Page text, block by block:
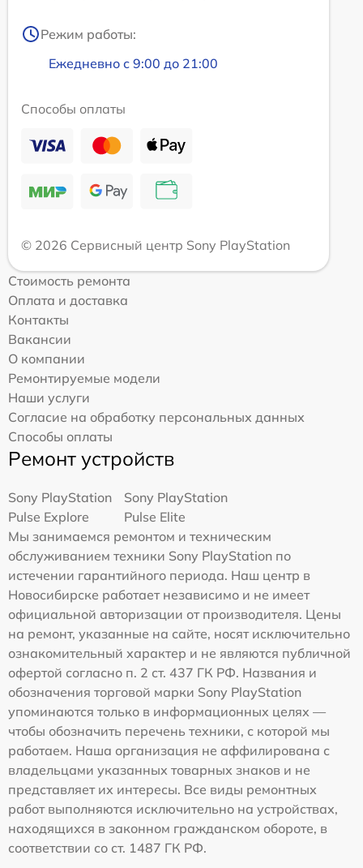
Режим работы:
Ежедневно с 9:00 до 21:00
Способы оплаты
© 2026 Сервисный центр Sony PlayStation
Стоимость ремонта
Оплата и доставка
Контакты
Вакансии
О компании
Ремонтируемые модели
Наши услуги
Согласие на обработку персональных данных
Способы оплаты
Ремонт устройств
Sony PlayStation
Pulse Explore
Sony PlayStation
Pulse Elite
Мы занимаемся ремонтом и техническим
обслуживанием техники Sony PlayStation по
истечении гарантийного периода. Наш центр в
Новосибирске работает независимо и не имеет
официальной авторизации от производителя. Цены
на ремонт, указанные на сайте, носят исключительно
ознакомительный характер и не являются публичной
офертой согласно п. 2 ст. 437 ГК РФ. Названия и
обозначения торговой марки Sony PlayStation
упоминаются только в информационных целях —
чтобы обозначить перечень техники, с которой мы
работаем. Наша организация не аффилирована с
владельцами указанных товарных знаков и не
представляет их интересы. Все виды ремонтных
работ выполняются исключительно на устройствах,
находящихся в законном гражданском обороте, в
соответствии со ст. 1487 ГК РФ.